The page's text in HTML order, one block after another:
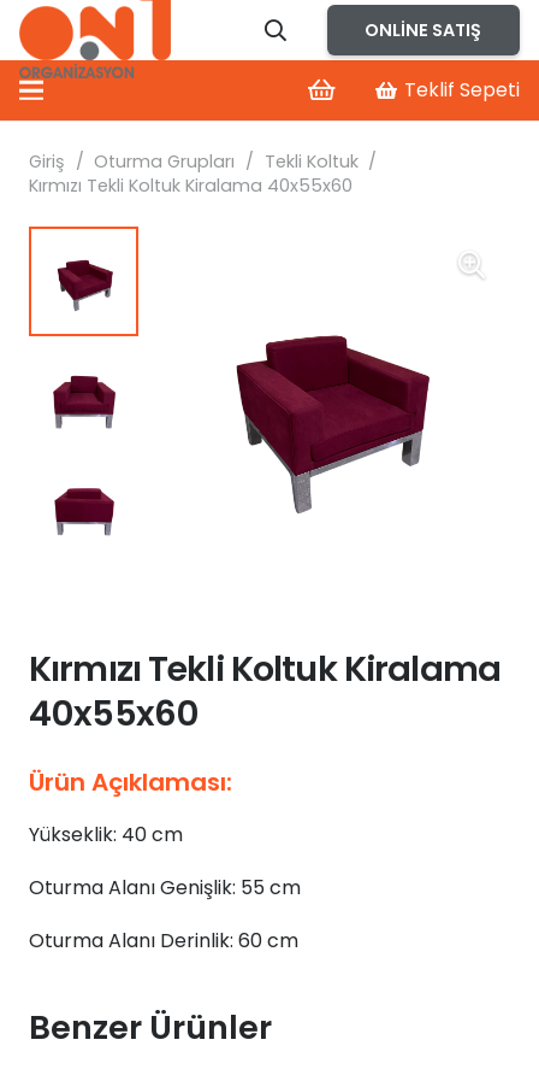
ONLINE SATIŞ
Teklif Sepeti
Giriş / Oturma Grupları / Tekli Koltuk /
Kırmızı Tekli Koltuk Kiralama 40x55x60
Kırmızı Tekli Koltuk Kiralama
40x55x60
Ürün Açıklaması:
Yükseklik: 40 cm
Oturma Alanı Genişlik: 55 cm
Oturma Alanı Derinlik: 60 cm
Benzer Ürünler